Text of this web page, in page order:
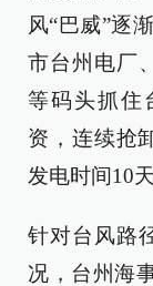
风“巴威”逐
市台州电厂
等码头抓住
资，连续抢
发电时间10
针对台风路
况，台州海